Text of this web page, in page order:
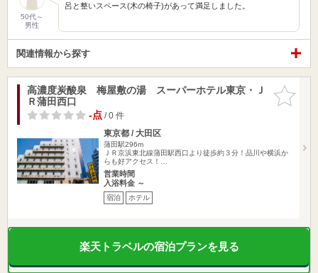
50代～
男性
呂と整いスペース(木の椅子)があって満足しました。
関連情報から探す
お気に入
りに追加
高濃度炭酸泉 梅屋敷の湯 スーパーホテル東京・Ｊ
Ｒ蒲田西口
-点/ 0 件
東京都 / 大田区
蒲田駅296m
ＪＲ京浜東北線蒲田駅西口より徒歩約３分！品川や横浜か
らも好アクセス！…
営業時間
入浴料金 ～
宿泊 ホテル
楽天トラベルの宿泊プランを見る